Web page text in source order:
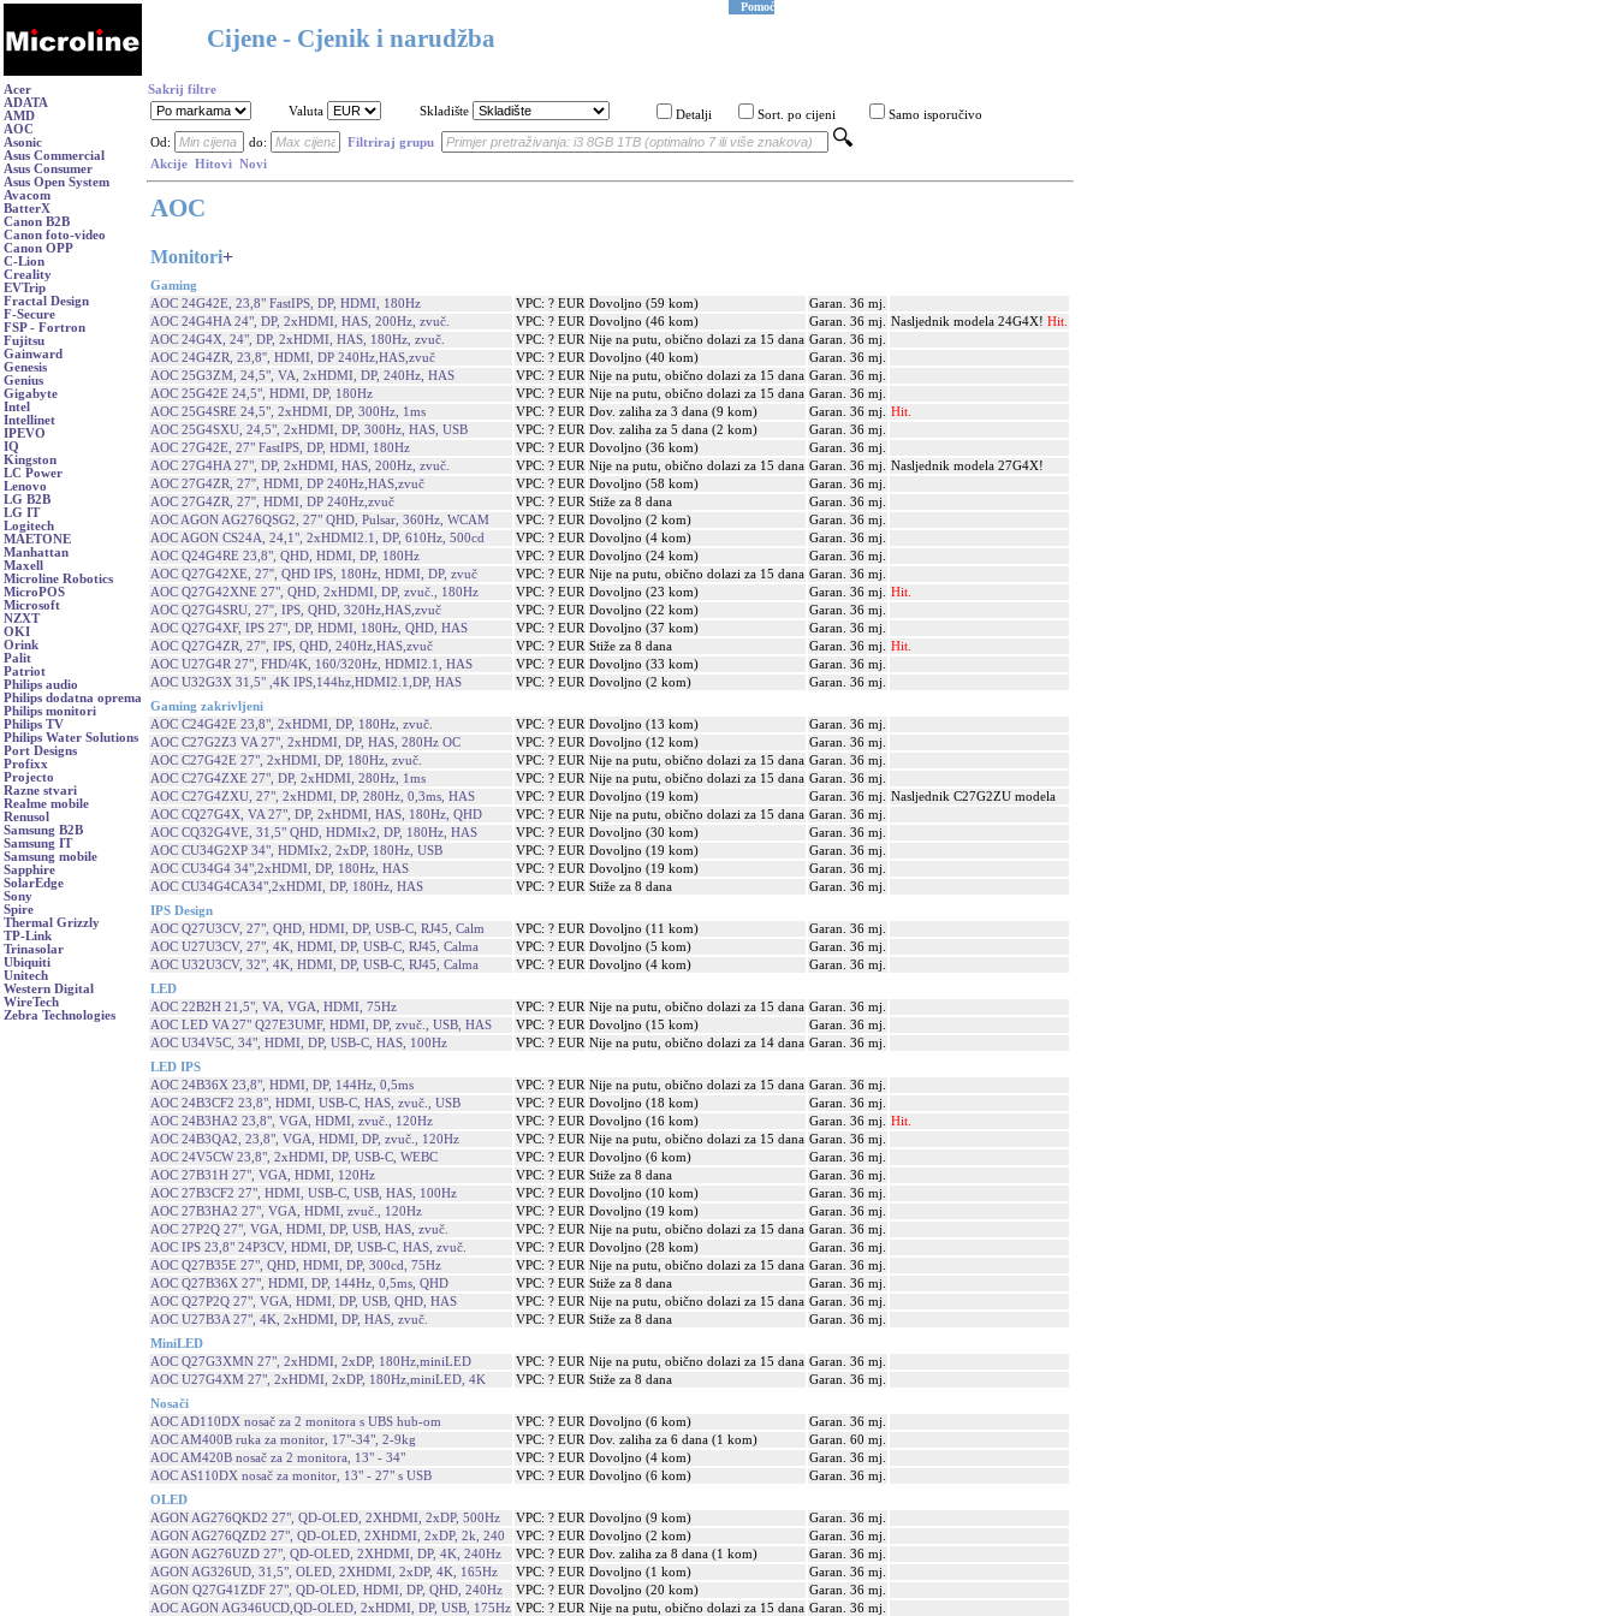
Cijene - Cjenik i narudžba
Pomoć
Acer
ADATA
AMD
AOC
Asonic
Asus Commercial
Asus Consumer
Asus Open System
Avacom
BatterX
Canon B2B
Canon foto-video
Canon OPP
C-Lion
Creality
EVTrip
Fractal Design
F-Secure
FSP - Fortron
Fujitsu
Gainward
Genesis
Genius
Gigabyte
Intel
Intellinet
IPEVO
IQ
Kingston
LC Power
Lenovo
LG B2B
LG IT
Logitech
MAETONE
Manhattan
Maxell
Microline Robotics
MicroPOS
Microsoft
NZXT
OKI
Orink
Palit
Patriot
Philips audio
Philips dodatna oprema
Philips monitori
Philips TV
Philips Water Solutions
Port Designs
Profixx
Projecto
Razne stvari
Realme mobile
Renusol
Samsung B2B
Samsung IT
Samsung mobile
Sapphire
SolarEdge
Sony
Spire
Thermal Grizzly
TP-Link
Trinasolar
Ubiquiti
Unitech
Western Digital
WireTech
Zebra Technologies
Sakrij filtre
Valuta
Skladište Detalji Sort. po cijeni Samo isporučivo
Od: do:
Filtriraj grupu
Akcije Hitovi Novi
AOC
Monitori+
Gaming
AOC 24G42E, 23,8" FastIPS, DP, HDMI, 180Hz
VPC: ? EUR Dovoljno (59 kom)
Garan. 36 mj.
AOC 24G4HA 24", DP, 2xHDMI, HAS, 200Hz, zvuč.
VPC: ? EUR Dovoljno (46 kom) Garan. 36 mj. Nasljednik modela 24G4X! Hit.
AOC 24G4X, 24", DP, 2xHDMI, HAS, 180Hz, zvuč.
VPC: ? EUR Nije na putu, obično dolazi za 15 dana Garan. 36 mj.
AOC 24G4ZR, 23,8'', HDMI, DP 240Hz,HAS,zvuč
VPC: ? EUR Dovoljno (40 kom)
Garan. 36 mj.
AOC 25G3ZM, 24,5", VA, 2xHDMI, DP, 240Hz, HAS
VPC: ? EUR Nije na putu, obično dolazi za 15 dana Garan. 36 mj.
AOC 25G42E 24,5", HDMI, DP, 180Hz
VPC: ? EUR Nije na putu, obično dolazi za 15 dana Garan. 36 mj.
AOC 25G4SRE 24,5", 2xHDMI, DP, 300Hz, 1ms
VPC: ? EUR Dov. zaliha za 3 dana (9 kom) Garan. 36 mj.
Hit.
AOC 25G4SXU, 24,5", 2xHDMI, DP, 300Hz, HAS, USB
VPC: ? EUR Dov. zaliha za 5 dana (2 kom)
Garan. 36 mj.
AOC 27G42E, 27" FastIPS, DP, HDMI, 180Hz
VPC: ? EUR Dovoljno (36 kom)
Garan. 36 mj.
AOC 27G4HA 27", DP, 2xHDMI, HAS, 200Hz, zvuč.
VPC: ? EUR Nije na putu, obično dolazi za 15 dana Garan. 36 mj.
Nasljednik modela 27G4X!
AOC 27G4ZR, 27'', HDMI, DP 240Hz,HAS,zvuč
VPC: ? EUR Dovoljno (58 kom)
Garan. 36 mj.
AOC 27G4ZR, 27'', HDMI, DP 240Hz,zvuč
VPC: ? EUR Stiže za 8 dana
Garan. 36 mj.
AOC AGON AG276QSG2, 27" QHD, Pulsar, 360Hz, WCAM
VPC: ? EUR Dovoljno (2 kom)
Garan. 36 mj.
AOC AGON CS24A, 24,1", 2xHDMI2.1, DP, 610Hz, 500cd
VPC: ? EUR Dovoljno (4 kom)
Garan. 36 mj.
AOC Q24G4RE 23,8", QHD, HDMI, DP, 180Hz
VPC: ? EUR Dovoljno (24 kom)
Garan. 36 mj.
AOC Q27G42XE, 27'', QHD IPS, 180Hz, HDMI, DP, zvuč
VPC: ? EUR Nije na putu, obično dolazi za 15 dana Garan. 36 mj.
AOC Q27G42XNE 27", QHD, 2xHDMI, DP, zvuč., 180Hz
VPC: ? EUR Dovoljno (23 kom) Garan. 36 mj.
Hit.
AOC Q27G4SRU, 27'', IPS, QHD, 320Hz,HAS,zvuč
VPC: ? EUR Dovoljno (22 kom)
Garan. 36 mj.
AOC Q27G4XF, IPS 27", DP, HDMI, 180Hz, QHD, HAS
VPC: ? EUR Dovoljno (37 kom)
Garan. 36 mj.
AOC Q27G4ZR, 27'', IPS, QHD, 240Hz,HAS,zvuč
VPC: ? EUR Stiže za 8 dana Garan. 36 mj.
Hit.
AOC U27G4R 27", FHD/4K, 160/320Hz, HDMI2.1, HAS
VPC: ? EUR Dovoljno (33 kom)
Garan. 36 mj.
AOC U32G3X 31,5" ,4K IPS,144hz,HDMI2.1,DP, HAS
VPC: ? EUR Dovoljno (2 kom)
Garan. 36 mj.
Gaming zakrivljeni
AOC C24G42E 23,8", 2xHDMI, DP, 180Hz, zvuč.
VPC: ? EUR Dovoljno (13 kom)
Garan. 36 mj.
AOC C27G2Z3 VA 27", 2xHDMI, DP, HAS, 280Hz OC
VPC: ? EUR Dovoljno (12 kom)
Garan. 36 mj.
AOC C27G42E 27", 2xHDMI, DP, 180Hz, zvuč.
VPC: ? EUR Nije na putu, obično dolazi za 15 dana Garan. 36 mj.
AOC C27G4ZXE 27", DP, 2xHDMI, 280Hz, 1ms
VPC: ? EUR Nije na putu, obično dolazi za 15 dana Garan. 36 mj.
AOC C27G4ZXU, 27", 2xHDMI, DP, 280Hz, 0,3ms, HAS
VPC: ? EUR Dovoljno (19 kom) Garan. 36 mj.
Nasljednik C27G2ZU modela
AOC CQ27G4X, VA 27", DP, 2xHDMI, HAS, 180Hz, QHD
VPC: ? EUR Nije na putu, obično dolazi za 15 dana Garan. 36 mj.
AOC CQ32G4VE, 31,5" QHD, HDMIx2, DP, 180Hz, HAS
VPC: ? EUR Dovoljno (30 kom)
Garan. 36 mj.
AOC CU34G2XP 34", HDMIx2, 2xDP, 180Hz, USB
VPC: ? EUR Dovoljno (19 kom)
Garan. 36 mj.
AOC CU34G4 34",2xHDMI, DP, 180Hz, HAS
VPC: ? EUR Dovoljno (19 kom)
Garan. 36 mj.
AOC CU34G4CA34",2xHDMI, DP, 180Hz, HAS
VPC: ? EUR Stiže za 8 dana
Garan. 36 mj.
IPS Design
AOC Q27U3CV, 27", QHD, HDMI, DP, USB-C, RJ45, Calm
VPC: ? EUR Dovoljno (11 kom)
Garan. 36 mj.
AOC U27U3CV, 27", 4K, HDMI, DP, USB-C, RJ45, Calma
VPC: ? EUR Dovoljno (5 kom)
Garan. 36 mj.
AOC U32U3CV, 32", 4K, HDMI, DP, USB-C, RJ45, Calma
VPC: ? EUR Dovoljno (4 kom)
Garan. 36 mj.
LED
AOC 22B2H 21,5", VA, VGA, HDMI, 75Hz
VPC: ? EUR Nije na putu, obično dolazi za 15 dana Garan. 36 mj.
AOC LED VA 27" Q27E3UMF, HDMI, DP, zvuč., USB, HAS
VPC: ? EUR Dovoljno (15 kom)
Garan. 36 mj.
AOC U34V5C, 34", HDMI, DP, USB-C, HAS, 100Hz
VPC: ? EUR Nije na putu, obično dolazi za 14 dana Garan. 36 mj.
LED IPS
AOC 24B36X 23,8", HDMI, DP, 144Hz, 0,5ms
VPC: ? EUR Nije na putu, obično dolazi za 15 dana Garan. 36 mj.
AOC 24B3CF2 23,8", HDMI, USB-C, HAS, zvuč., USB
VPC: ? EUR Dovoljno (18 kom)
Garan. 36 mj.
AOC 24B3HA2 23,8", VGA, HDMI, zvuč., 120Hz
VPC: ? EUR Dovoljno (16 kom) Garan. 36 mj.
Hit.
AOC 24B3QA2, 23,8", VGA, HDMI, DP, zvuč., 120Hz
VPC: ? EUR Nije na putu, obično dolazi za 15 dana Garan. 36 mj.
AOC 24V5CW 23,8", 2xHDMI, DP, USB-C, WEBC
VPC: ? EUR Dovoljno (6 kom)
Garan. 36 mj.
AOC 27B31H 27", VGA, HDMI, 120Hz
VPC: ? EUR Stiže za 8 dana
Garan. 36 mj.
AOC 27B3CF2 27", HDMI, USB-C, USB, HAS, 100Hz
VPC: ? EUR Dovoljno (10 kom)
Garan. 36 mj.
AOC 27B3HA2 27", VGA, HDMI, zvuč., 120Hz
VPC: ? EUR Dovoljno (19 kom)
Garan. 36 mj.
AOC 27P2Q 27", VGA, HDMI, DP, USB, HAS, zvuč.
VPC: ? EUR Nije na putu, obično dolazi za 15 dana Garan. 36 mj.
AOC IPS 23,8" 24P3CV, HDMI, DP, USB-C, HAS, zvuč.
VPC: ? EUR Dovoljno (28 kom)
Garan. 36 mj.
AOC Q27B35E 27", QHD, HDMI, DP, 300cd, 75Hz
VPC: ? EUR Nije na putu, obično dolazi za 15 dana Garan. 36 mj.
AOC Q27B36X 27", HDMI, DP, 144Hz, 0,5ms, QHD
VPC: ? EUR Stiže za 8 dana
Garan. 36 mj.
AOC Q27P2Q 27", VGA, HDMI, DP, USB, QHD, HAS
VPC: ? EUR Nije na putu, obično dolazi za 15 dana Garan. 36 mj.
AOC U27B3A 27", 4K, 2xHDMI, DP, HAS, zvuč.
VPC: ? EUR Stiže za 8 dana
Garan. 36 mj.
MiniLED
AOC Q27G3XMN 27", 2xHDMI, 2xDP, 180Hz,miniLED
VPC: ? EUR Nije na putu, obično dolazi za 15 dana Garan. 36 mj.
AOC U27G4XM 27", 2xHDMI, 2xDP, 180Hz,miniLED, 4K
VPC: ? EUR Stiže za 8 dana
Garan. 36 mj.
Nosači
AOC AD110DX nosač za 2 monitora s UBS hub-om
VPC: ? EUR Dovoljno (6 kom)
Garan. 36 mj.
AOC AM400B ruka za monitor, 17"-34", 2-9kg
VPC: ? EUR Dov. zaliha za 6 dana (1 kom)
Garan. 60 mj.
AOC AM420B nosač za 2 monitora, 13" - 34"
VPC: ? EUR Dovoljno (4 kom)
Garan. 36 mj.
AOC AS110DX nosač za monitor, 13" - 27" s USB
VPC: ? EUR Dovoljno (6 kom)
Garan. 36 mj.
OLED
AGON AG276QKD2 27", QD-OLED, 2XHDMI, 2xDP, 500Hz
VPC: ? EUR Dovoljno (9 kom)
Garan. 36 mj.
AGON AG276QZD2 27", QD-OLED, 2XHDMI, 2xDP, 2k, 240
VPC: ? EUR Dovoljno (2 kom)
Garan. 36 mj.
AGON AG276UZD 27", QD-OLED, 2XHDMI, DP, 4K, 240Hz
VPC: ? EUR Dov. zaliha za 8 dana (1 kom)
Garan. 36 mj.
AGON AG326UD, 31,5", OLED, 2XHDMI, 2xDP, 4K, 165Hz
VPC: ? EUR Dovoljno (1 kom)
Garan. 36 mj.
AGON Q27G41ZDF 27", QD-OLED, HDMI, DP, QHD, 240Hz
VPC: ? EUR Dovoljno (20 kom)
Garan. 36 mj.
AOC AGON AG346UCD,QD-OLED, 2xHDMI, DP, USB, 175Hz VPC: ? EUR Nije na putu, obično dolazi za 15 dana Garan. 36 mj.